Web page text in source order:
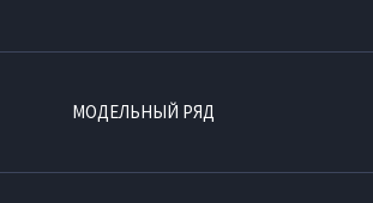
МОДЕЛЬНЫЙ РЯД